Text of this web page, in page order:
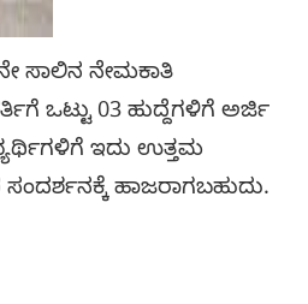
ಸಾಲಿನ ನೇಮಕಾತಿ
ಒಟ್ಟು 03 ಹುದ್ದೆಗಳಿಗೆ ಅರ್ಜಿ
ಇದು ಉತ್ತಮ
ಹಾಜರಾಗಬಹುದು.